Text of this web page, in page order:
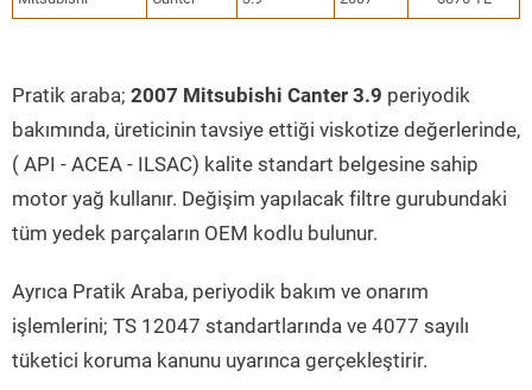
Pratik araba; 2007 Mitsubishi Canter 3.9 periyodik
bakımında, üreticinin tavsiye ettiği viskotize değerlerinde,
( API - ACEA - ILSAC) kalite standart belgesine sahip
motor yağ kullanır. Değişim yapılacak filtre gurubundaki
tüm yedek parçaların OEM kodlu bulunur.
Ayrıca Pratik Araba, periyodik bakım ve onarım
işlemlerini; TS 12047 standartlarında ve 4077 sayılı
tüketici koruma kanunu uyarınca gerçekleştirir.